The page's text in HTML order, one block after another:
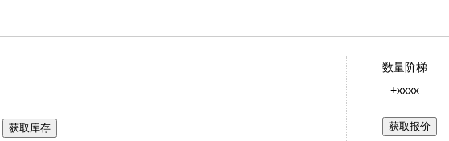
获取库存
数量阶梯
+xxxx
获取报价